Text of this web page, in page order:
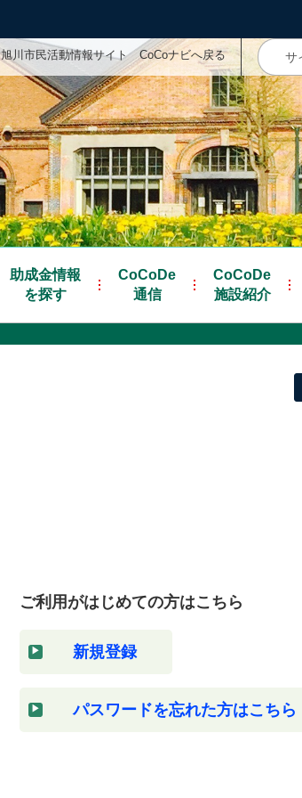
旭川市民活動情報サイト CoCoナビへ戻る
助成金情報
を探す
CoCoDe
通信
CoCoDe
施設紹介
ご利用がはじめての方はこちら
新規登録
パスワードを忘れた方はこちら